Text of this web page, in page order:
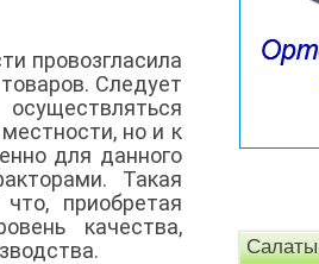
провозгласила
Следует
но и к
для данного
Такая
приобретая
качества,
Салаты